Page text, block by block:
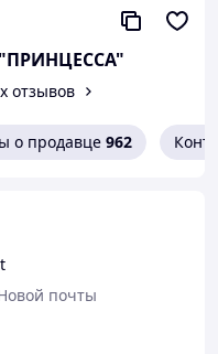
отзывов
о продавце 962
почты